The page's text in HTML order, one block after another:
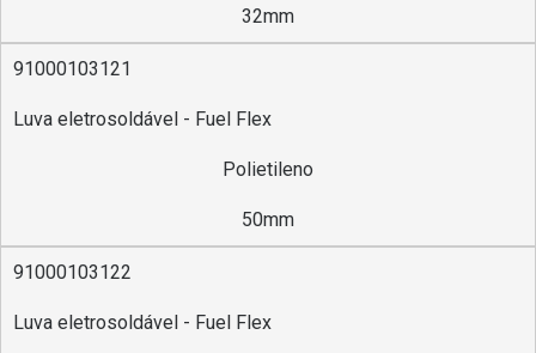
32mm
91000103121
Luva eletrosoldável - Fuel Flex
Polietileno
50mm
91000103122
Luva eletrosoldável - Fuel Flex